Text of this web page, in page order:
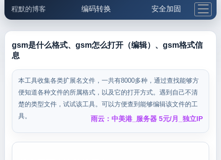
程默的博客 编码转换 安全加固
邮件工具 生活便民 更多工具
gsm是什么格式、gsm怎么打开（编辑）、gsm格式信
息
本工具收集各类扩展名文件，一共有8000多种，通过查找能够方
便知道各种文件的所属格式，以及它的打开方式。遇到自己不清
楚的类型文件，试试该工具。可以方便查到能够编辑该文件的工
具。
雨云：中美港_服务器 5元/月_独立IP